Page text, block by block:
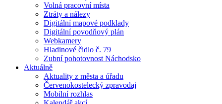
Volná pracovní místa
Ztráty a nálezy
Digitální mapové podklady
Digitální povodňový plán
Webkamery
Hladinové čidlo č. 79
Zubní pohotovnost Náchodsko
Aktuálně
Aktuality z města a úřadu
Červenokostelecký zpravodaj
Mobilní rozhlas